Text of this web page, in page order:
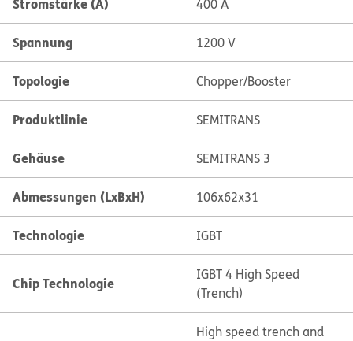
400 A
Spannung 1200 V
Topologie Chopper/Booster
Produktlinie SEMITRANS
Gehäuse SEMITRANS 3
Abmessungen (LxBxH) 106x62x31
Technologie IGBT
Chip Technologie
IGBT 4 High Speed
(Trench)
High speed trench and